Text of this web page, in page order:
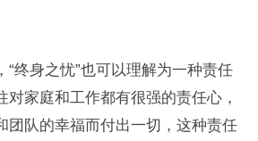
“终身之忧”也可以理解为一种责任
对家庭和工作都有很强的责任心，
团队的幸福而付出一切，这种责任